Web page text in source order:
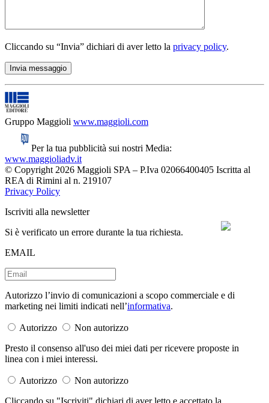
Cliccando su “Invia” dichiari di aver letto la privacy policy.
Gruppo Maggioli www.maggioli.com
Per la tua pubblicità sui nostri Media:
www.maggioliadv.it
© Copyright 2026 Maggioli SPA – P.Iva 02066400405 Iscritta al
REA di Rimini al n. 219107
Privacy Policy
Iscriviti alla newsletter
Si è verificato un errore durante la tua richiesta.
EMAIL
Autorizzo l’invio di comunicazioni a scopo commerciale e di
marketing nei limiti indicati nell’informativa.
Autorizzo
Non autorizzo
Presto il consenso all'uso dei miei dati per ricevere proposte in
linea con i miei interessi.
Autorizzo
Non autorizzo
Cliccando su "Iscriviti" dichiari di aver letto e accettato la